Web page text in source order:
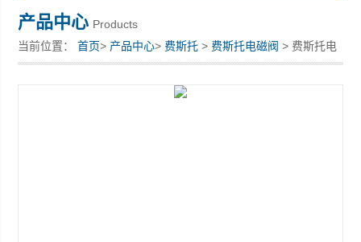
产品中心 Products
当前位置：首页> 产品中心> 费斯托 > 费斯托电磁阀 > 费斯托电
磁阀型号